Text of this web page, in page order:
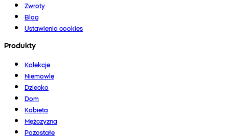
Zwroty
Blog
Ustawienia cookies
Produkty
Kolekcje
Niemowlę
Dziecko
Dom
Kobieta
Mężczyzna
Pozostałe